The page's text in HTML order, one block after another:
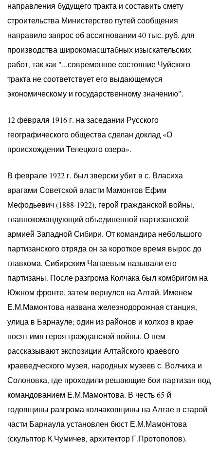
направления будущего тракта и составить смету
строительства Министерство путей сообщения
направило запрос об ассигновании 40 тыс. руб. для
производства широкомасштабных изыскательских
работ, так как "...современное состояние Чуйского
тракта не соответствует его выдающемуся
экономическому и государственному значению".
12 февраля 1916 г. на заседании Русского
географического общества сделан доклад «О
происхождении Телецкого озера».
В феврале 1922 г. был зверски убит в с. Власиха
врагами Советской власти Мамонтов Ефим
Мефодьевич (1888-1922), герой гражданской войны,
главнокомандующий объединенной партизанской
армией Западной Сибири. От командира небольшого
партизанского отряда он за короткое время вырос до
главкома. Сибирским Чапаевым называли его
партизаны. После разгрома Колчака был комбригом на
Южном фронте, затем вернулся на Алтай. Именем
Е.М.Мамонтова названа железнодорожная станция,
улица в Барнауле; один из районов и колхоз в крае
носят имя героя гражданской войны. О нем
рассказывают экспозиции Алтайского краевого
краеведческого музея, народных музеев с. Волчиха и
Солоновка, где проходили решающие бои партизан под
командованием Е.М.Мамонтова. В честь 65-й
годовщины разгрома колчаковщины на Алтае в старой
части Барнаула установлен бюст Е.М.Мамонтова
(скульптор К.Чумичев, архитектор Г.Протопопов).